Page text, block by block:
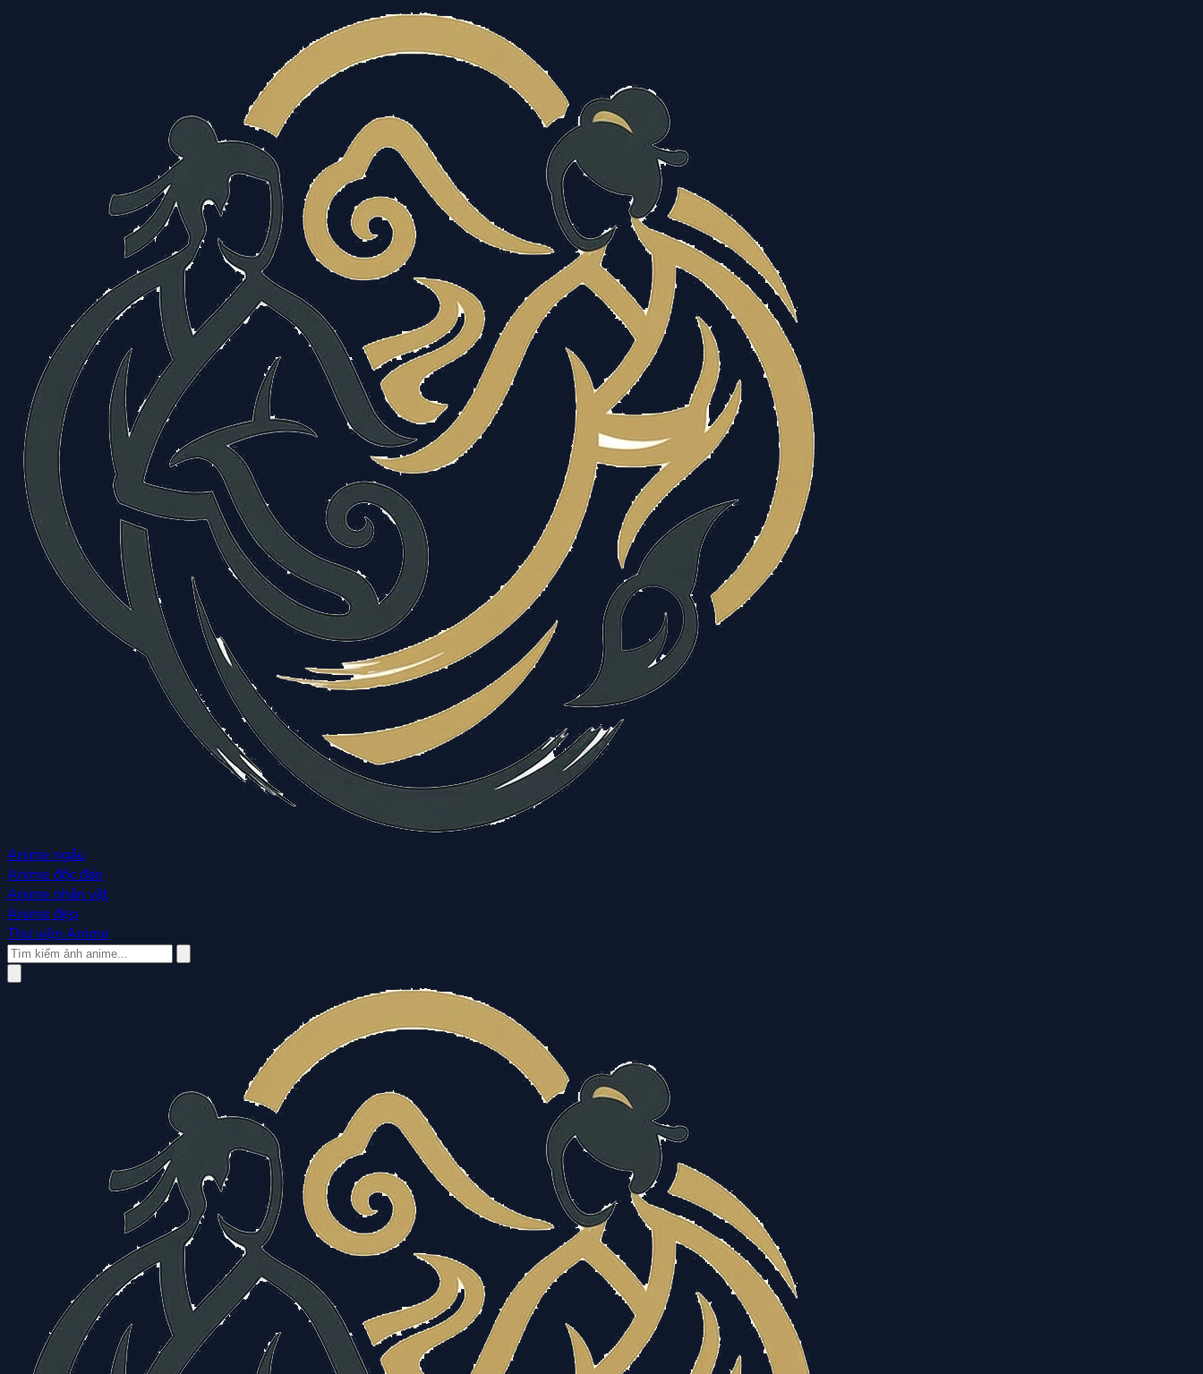
Anime ngầu
Anime độc đáo
Anime nhân vật
Anime đẹp
Thư viện Anime